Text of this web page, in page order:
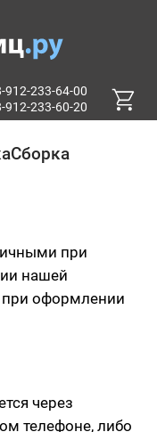
912-233-64-00
912-233-60-20
Сборка
при
нашей
при оформлении
через
телефоне, либо